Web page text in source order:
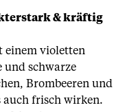
& kräftig
einem violetten
und schwarze
Brombeeren und
auch frisch wirken.